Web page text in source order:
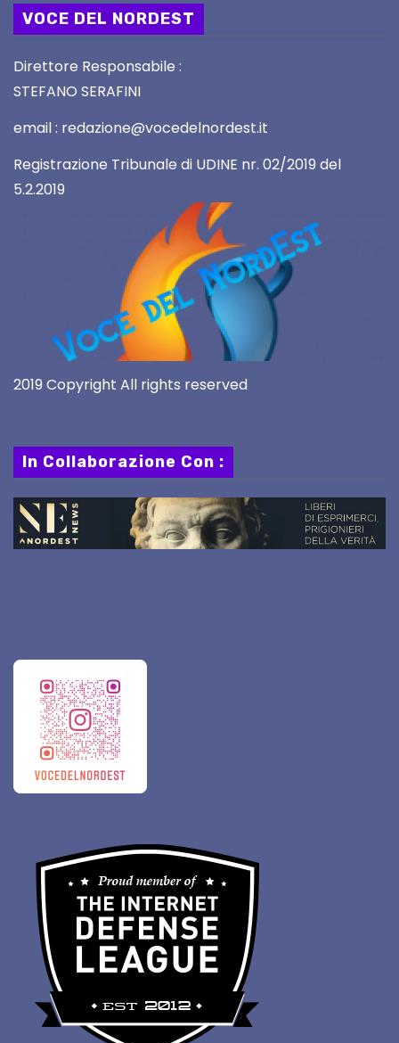
VOCE DEL NORDEST
Direttore Responsabile :
STEFANO SERAFINI
email : redazione@vocedelnordest.it
Registrazione Tribunale di UDINE nr. 02/2019 del
5.2.2019
2019 Copyright All rights reserved
In Collaborazione Con :